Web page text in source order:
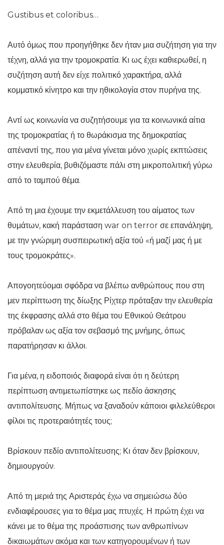
Gustibus et coloribus…
Αυτό όμως που προηγήθηκε δεν ήταν μια συζήτηση για την
τέχνη, αλλά για την τρομοκρατία. Κι ως έχει καθιερωθεί, η
συζήτηση αυτή δεν είχε πολιτικό χαρακτήρα, αλλά
κομματικό κίνητρο και την ηθικολογία στον πυρήνα της.
Αντί ως κοινωνία να συζητήσουμε για τα κοινωνικά αίτια
της τρομοκρατίας ή το θωράκισμα της δημοκρατίας
απέναντί της, που για μένα γίνεται μόνο χωρίς εκπτώσεις
στην ελευθερία, βυθιζόμαστε πάλι στη μικροπολιτική γύρω
από το ταμπού θέμα.
Από τη μια έχουμε την εκμετάλλευση του αίματος των
θυμάτων, κακή παράσταση war on terror σε επανάληψη,
με την γνώριμη συσπειρωτική αξία τού «ή μαζί μας ή με
τους τρομοκράτες».
Απογοητεύομαι σφόδρα να βλέπω ανθρώπους που στη
μεν περίπτωση της δίωξης Ρίχτερ πρόταξαν την ελευθερία
της έκφρασης αλλά στο θέμα του Εθνικού Θεάτρου
πρόβαλαν ως αξία τον σεβασμό της μνήμης, όπως
παρατήρησαν κι άλλοι.
Για μένα, η ειδοποιός διαφορά είναι ότι η δεύτερη
περίπτωση αντιμετωπίστηκε ως πεδίο άσκησης
αντιπολίτευσης. Μήπως να ξαναδούν κάποιοι φιλελεύθεροι
φίλοι τις προτεραιότητές τους;
Βρίσκουν πεδίο αντιπολίτευσης; Κι όταν δεν βρίσκουν,
δημιουργούν.
Από τη μεριά της Αριστεράς έχω να σημειώσω δύο
ενδιαφέρουσες για το θέμα μας πτυχές. Η πρώτη έχει να
κάνει με το θέμα της προάσπισης των ανθρωπίνων
δικαιωμάτων ακόμα και των κατηγορουμένων ή των